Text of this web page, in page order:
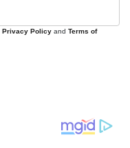
Privacy Policy and Terms of